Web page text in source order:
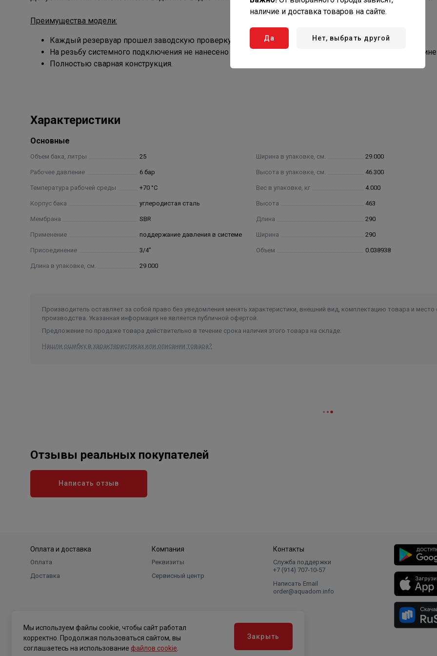
Преимущества модели:
Каждый резервуар прошел заводскую проверку.
На резьбу системного подключения не нанесено никакого покрытия, что обеспечивает простоту
Полностью сварная конструкция.
Характеристики
Основные
Объем бака, литры 25
Рабочее давление 6 бар
Температура рабочей среды +70 °С
Корпус бака углеродистая сталь
Мембрана SBR
Применение поддержание давления в системе
Присоединение 3/4"
Длина в упаковке, см. 29.000
Ширина в упаковке, см. 29.000
Высота в упаковке, см. 46.300
Вес в упаковке, кг 4.000
Высота 463
Длина 290
Ширина 290
Объем 0.038938
Производитель оставляет за собой право без уведомления менять характеристики, внешний вид, комплектацию товара и место
производства. Указанная информация не является публичной офертой.
Предложение по продаже товара действительно в течение срока наличия этого товара на складе.
Нашли ошибку в характеристиках или описании товара?
Отзывы реальных покупателей
Написать отзыв
Оплата и доставка
Оплата
Доставка
Компания
Реквизиты
Сервисный центр
Контакты
Служба поддержки
+7 (914) 707‑10‑57
Написать Email
order@aquadom.info
наличие и доставка товаров на сайте.
Да Нет, выбрать другой
Мы используем файлы cookie, чтобы сайт работал
корректно. Продолжая пользоваться сайтом, вы
соглашаетесь на использование файлов cookie
Закрыть